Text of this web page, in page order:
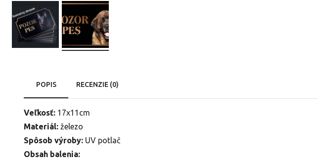
POPIS RECENZIE (0)
Veľkosť: 17x11cm
Materiál: železo
Spôsob výroby: UV potlač
Obsah balenia: